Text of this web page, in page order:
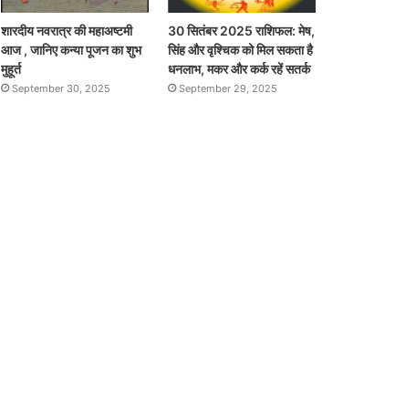
शारदीय नवरात्र की महाअष्टमी
आज , जानिए कन्या पूजन का शुभ
मुहूर्त
September 30, 2025
30 सितंबर 2025 राशिफल: मेष,
सिंह और वृश्चिक को मिल सकता है
धनलाभ, मकर और कर्क रहें सतर्क
September 29, 2025